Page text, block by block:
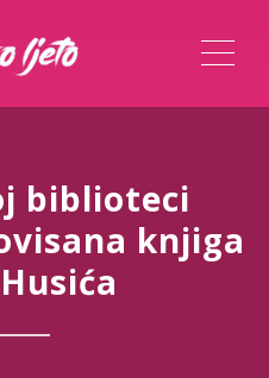
biblioteci
knjiga